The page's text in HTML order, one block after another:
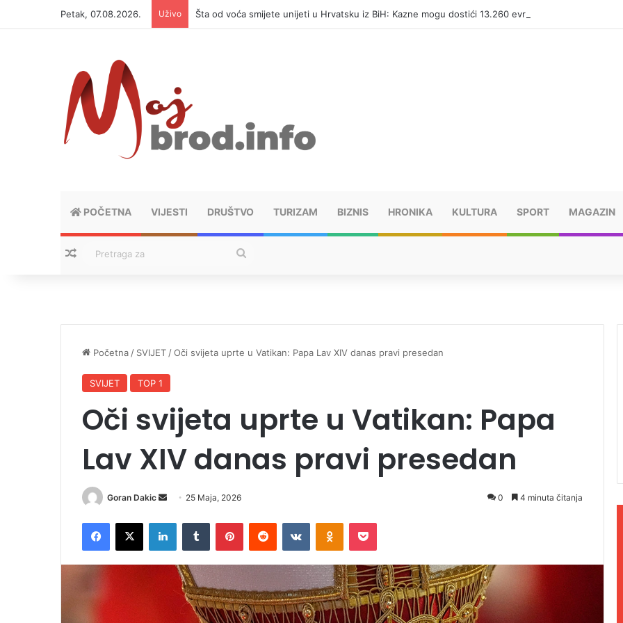
Petak, 07.08.2026. Uživo Šta od voća smijete unijeti u Hrvatsku iz BiH: Kazne mogu dostići 13.260 evra
POČETNA VIJESTI DRUŠTVO TURIZAM BIZNIS HRONIKA KULTURA SPORT MAGAZIN
Nasumični tekstovi
Početna/ SVIJET/Oči svijeta uprte u Vatikan: Papa Lav XIV danas pravi presedan
SVIJET TOP 1
Oči svijeta uprte u Vatikan: Papa
Lav XIV danas pravi presedan
Goran Dakic
a
25 Maja, 2026 0 4 minuta čitanja